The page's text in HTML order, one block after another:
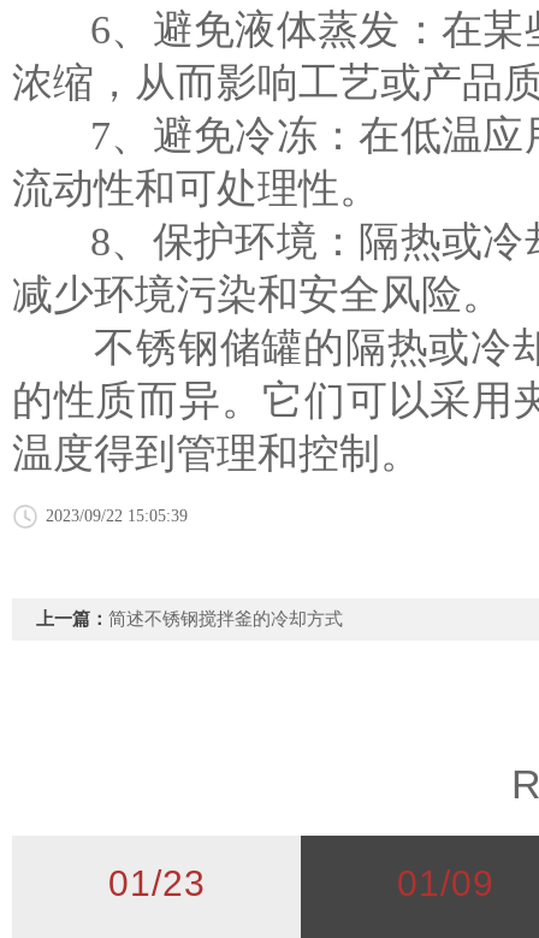
6、避免液体蒸发：在某
浓缩，从而影响工艺或产品
7、避免冷冻：在低温应
流动性和可处理性。
8、保护环境：隔热或冷
减少环境污染和安全风险。
不锈钢储罐的隔热或冷却
的性质而异。它们可以采用
温度得到管理和控制。
2023/09/22 15:05:39
上一篇： 简述不锈钢搅拌釜的冷却方式
01/23 01/09